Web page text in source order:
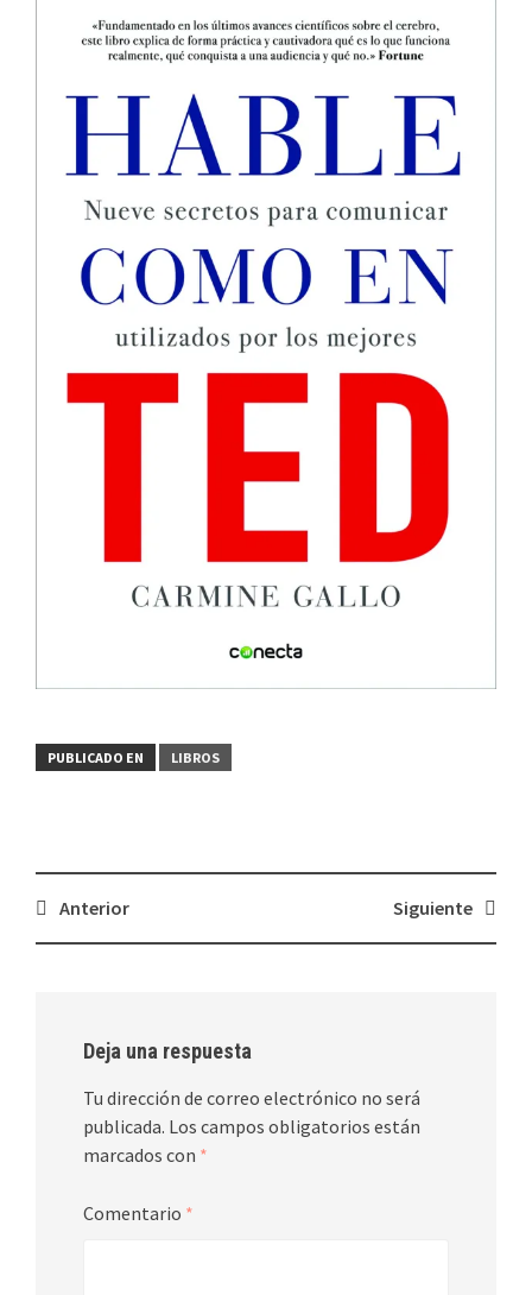
PUBLICADO EN LIBROS
Navegación
de
Anterior Siguiente
Deja una respuesta
Tu dirección de correo electrónico no será
publicada. Los campos obligatorios están
marcados con *
Comentario *